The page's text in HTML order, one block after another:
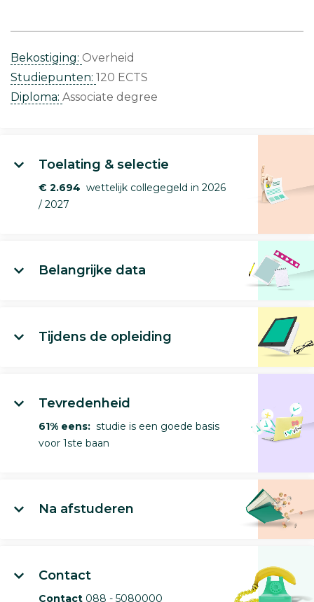
Bekostiging: Overheid
Studiepunten: 120 ECTS
Diploma: Associate degree
Toelating & selectie
€ 2.694 wettelijk collegegeld in 2026
/ 2027
Belangrijke data
Tijdens de opleiding
Tevredenheid
61% eens: studie is een goede basis
voor 1ste baan
Na afstuderen
Contact
Contact 088 - 5080000